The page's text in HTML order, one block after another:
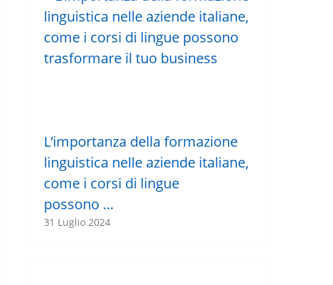
L’importanza della formazione
linguistica nelle aziende italiane,
come i corsi di lingue
possono …
31 Luglio 2024